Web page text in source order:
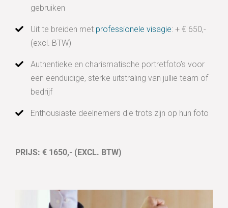
gebruiken
Uit te breiden met professionele visagie: + € 650,-
(excl. BTW)
Authentieke en charismatische portretfoto’s voor
een eenduidige, sterke uitstraling van jullie team of
bedrijf
Enthousiaste deelnemers die trots zijn op hun foto
PRIJS: € 1650,- (EXCL. BTW)